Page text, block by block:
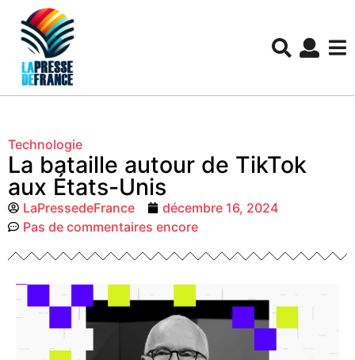
Technologie
La bataille autour de TikTok
aux États-Unis
LaPressedeFrance
décembre 16, 2024
Pas de commentaires encore